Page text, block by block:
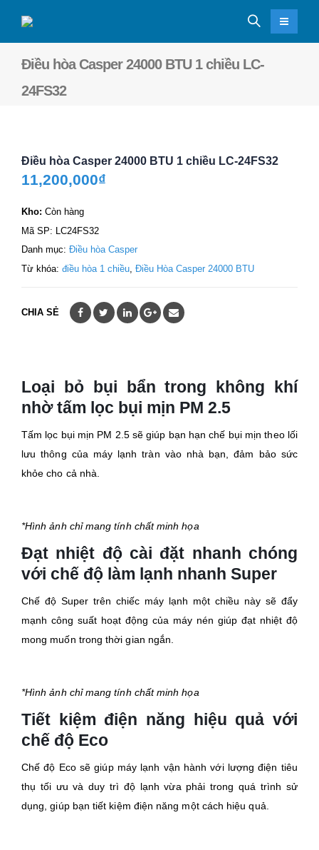
Điều hòa Casper 24000 BTU 1 chiều LC-
24FS32
Điều hòa Casper 24000 BTU 1 chiều LC-24FS32
11,200,000₫
Kho: Còn hàng
Mã SP: LC24FS32
Danh mục: Điều hòa Casper
Từ khóa: điều hòa 1 chiều Điều Hòa Casper 24000 BTU
CHIA SẺ
Loại bỏ bụi bẩn trong không khí
nhờ tấm lọc bụi mịn PM 2.5
Tấm lọc bụi mịn PM 2.5 sẽ giúp bạn hạn chế bụi mịn theo lối
lưu thông của máy lạnh tràn vào nhà bạn, đảm bảo sức
khỏe cho cả nhà.
*Hình ảnh chỉ mang tính chất minh họa
Đạt nhiệt độ cài đặt nhanh chóng
với chế độ làm lạnh nhanh Super
Chế độ Super trên chiếc máy lạnh một chiều này sẽ đẩy
mạnh công suất hoạt động của máy nén giúp đạt nhiệt độ
mong muốn trong thời gian ngắn.
*Hình ảnh chỉ mang tính chất minh họa
Tiết kiệm điện năng hiệu quả với
chế độ Eco
Chế độ Eco sẽ giúp máy lạnh vận hành với lượng điện tiêu
thụ tối ưu và duy trì độ lạnh vừa phải trong quá trình sử
dụng, giúp bạn tiết kiệm điện năng một cách hiệu quả.